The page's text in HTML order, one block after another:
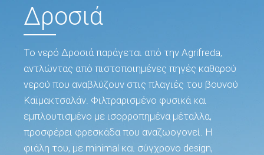
Δροσιά
Το νερό Δροσιά παράγεται από την Agrifreda,
αντλώντας από πιστοποιημένες πηγές καθαρού
νερού που αναβλύζουν στις πλαγιές του βουνού
Καϊμακτσαλάν. Φιλτραρισμένο φυσικά και
εμπλουτισμένο με ισορροπημένα μέταλλα,
προσφέρει φρεσκάδα που αναζωογονεί. Η
φιάλη του, με minimal και σύγχρονο design,